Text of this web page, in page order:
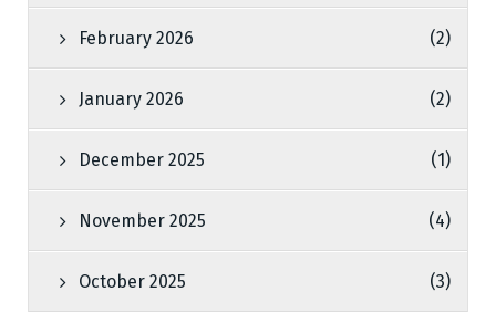
February 2026 (2)
January 2026 (2)
December 2025 (1)
November 2025 (4)
October 2025 (3)